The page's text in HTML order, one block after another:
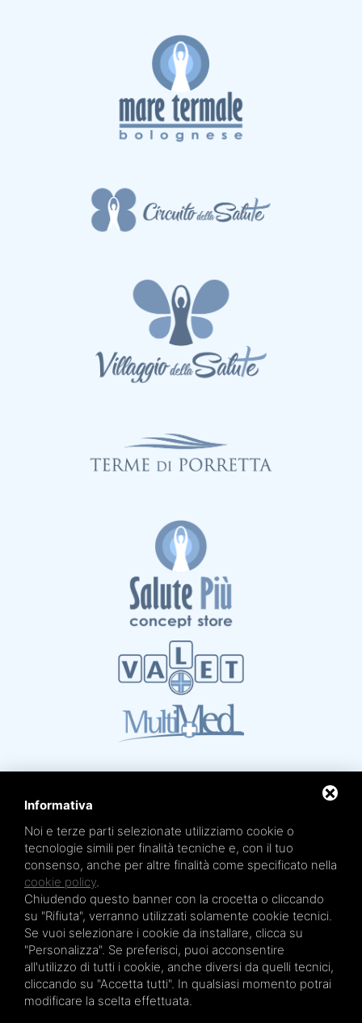
Mare Termale Bolognese eCircuito della Salute +
sono un marchio diTRE EFFE s.r.l.
Sede legale e amministrativa: Via Irnerio 12/2 - 40126 Bologna - Tel/fax 051.4210046
Cod.Fisc e P.IVA 04045610377 - R.E.A. BO n. 334452 - R.I. BO n. 56601 - Cap. Soc.
€ 20.000,00 i.v.
Terme San Petronio - Antalgik - Bodi
Terme Felsinee
Terme dell’Agriturismo - Villaggio della Salute Più
Terme Acquabios
Informativa
Noi e terze parti selezionate utilizziamo cookie o
tecnologie simili per finalità tecniche e, con il tuo
consenso, anche per altre finalità come specificato nella
cookie policy.
Chiudendo questo banner con la crocetta o cliccando
su "Rifiuta", verranno utilizzati solamente cookie tecnici.
Se vuoi selezionare i cookie da installare, clicca su
"Personalizza". Se preferisci, puoi acconsentire
all'utilizzo di tutti i cookie, anche diversi da quelli tecnici,
cliccando su "Accetta tutti". In qualsiasi momento potrai
modificare la scelta effettuata.